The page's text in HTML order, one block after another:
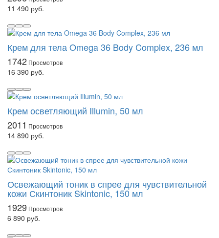
11 490 руб.
Крем для тела Omega 36 Body Complex, 236 мл
1742
16 390 руб.
Крем осветляющий Illumin, 50 мл
2011
14 890 руб.
Освежающий тоник в спрее для чувствительной
кожи Скинтоник Skintonic, 150 мл
1929
6 890 руб.